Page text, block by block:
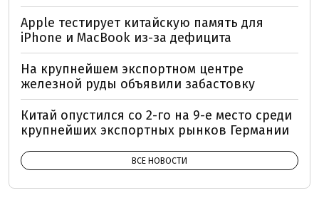
Apple тестирует китайскую память для
iPhone и MacBook из-за дефицита
На крупнейшем экспортном центре
железной руды объявили забастовку
Китай опустился со 2-го на 9-е место среди
крупнейших экспортных рынков Германии
ВСЕ НОВОСТИ